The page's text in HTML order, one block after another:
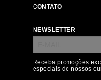
CONTATO
NEWSLETTER
Receba promoções
especiais de nossos